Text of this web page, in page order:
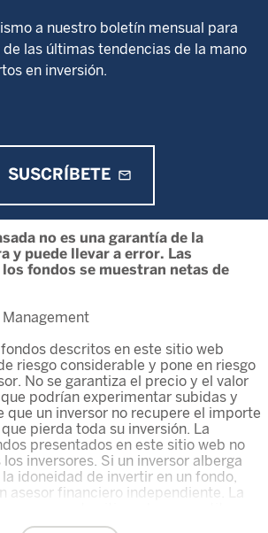
a nuestro boletín mensual para
las últimas tendencias de la mano
en inversión.
SUSCRÍBETE mail_outline
no es una garantía de la
y puede llevar a error. Las
fondos se muestran netas de
descritos en este sitio web
riesgo considerable y pone en riesgo
No se garantiza el precio y el valor
podrían experimentar subidas y
que un inversor no recupere el importe
pierda toda su inversión. La
presentados en este sitio web no
inversores. Si un inversor alberga
idoneidad de invertir en un fondo,
asesor financiero independiente. La
o una recomendación para